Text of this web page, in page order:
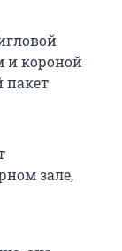
и короной
пакет
зале,